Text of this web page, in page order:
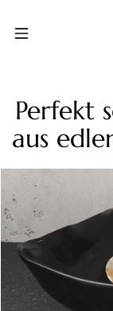
Zum Hauptinhalt
Perfekt
aus